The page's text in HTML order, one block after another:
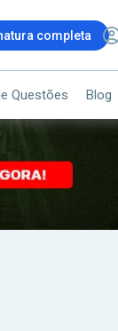
completa
ainda está vazio.
Questões Blog